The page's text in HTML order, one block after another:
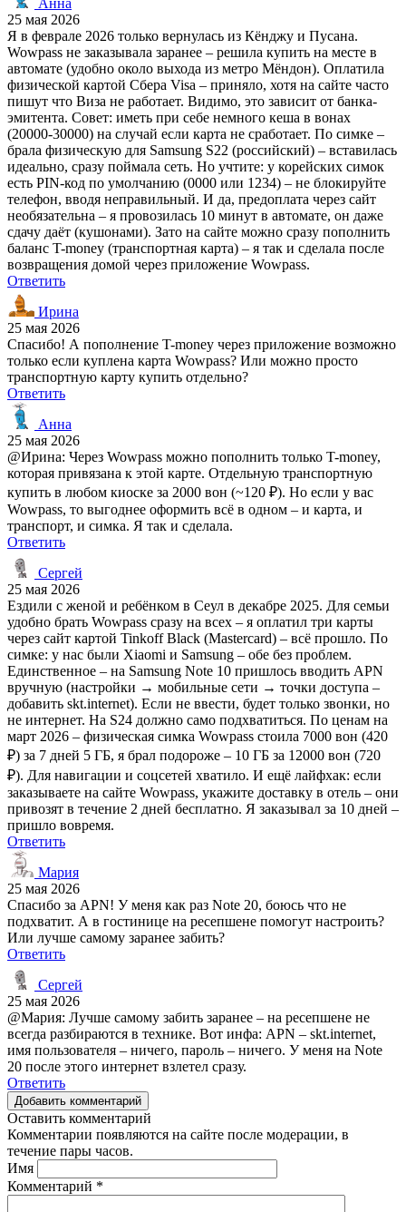
25 мая 2026
Я в феврале 2026 только вернулась из Кёнджу и Пусана.
Wowpass не заказывала заранее – решила купить на месте в
автомате (удобно около выхода из метро Мёндон). Оплатила
физической картой Сбера Visa – приняло, хотя на сайте часто
пишут что Виза не работает. Видимо, это зависит от банка-
эмитента. Совет: иметь при себе немного кеша в вонах
(20000-30000) на случай если карта не сработает. По симке –
брала физическую для Samsung S22 (российский) – вставилась
идеально, сразу поймала сеть. Но учтите: у корейских симок
есть PIN-код по умолчанию (0000 или 1234) – не блокируйте
телефон, вводя неправильный. И да, предоплата через сайт
необязательна – я провозилась 10 минут в автомате, он даже
сдачу даёт (кушонами). Зато на сайте можно сразу пополнить
баланс T-money (транспортная карта) – я так и сделала после
возвращения домой через приложение Wowpass.
Ответить
Ирина
25 мая 2026
Спасибо! А пополнение T-money через приложение возможно
только если куплена карта Wowpass? Или можно просто
транспортную карту купить отдельно?
Ответить
Анна
25 мая 2026
@Ирина: Через Wowpass можно пополнить только T-money,
которая привязана к этой карте. Отдельную транспортную
купить в любом киоске за 2000 вон (~120 ₽). Но если у вас
Wowpass, то выгоднее оформить всё в одном – и карта, и
транспорт, и симка. Я так и сделала.
Ответить
Сергей
25 мая 2026
Ездили с женой и ребёнком в Сеул в декабре 2025. Для семьи
удобно брать Wowpass сразу на всех – я оплатил три карты
через сайт картой Tinkoff Black (Mastercard) – всё прошло. По
симке: у нас были Xiaomi и Samsung – обе без проблем.
Единственное – на Samsung Note 10 пришлось вводить APN
вручную (настройки → мобильные сети → точки доступа –
добавить skt.internet). Если не ввести, будет только звонки, но
не интернет. На S24 должно само подхватиться. По ценам на
март 2026 – физическая симка Wowpass стоила 7000 вон (420
₽) за 7 дней 5 ГБ, я брал подороже – 10 ГБ за 12000 вон (720
₽). Для навигации и соцсетей хватило. И ещё лайфхак: если
заказываете на сайте Wowpass, укажите доставку в отель – они
привозят в течение 2 дней бесплатно. Я заказывал за 10 дней –
пришло вовремя.
Ответить
Мария
25 мая 2026
Спасибо за APN! У меня как раз Note 20, боюсь что не
подхватит. А в гостинице на ресепшене помогут настроить?
Или лучше самому заранее забить?
Ответить
Сергей
25 мая 2026
@Мария: Лучше самому забить заранее – на ресепшене не
всегда разбираются в технике. Вот инфа: APN – skt.internet,
имя пользователя – ничего, пароль – ничего. У меня на Note
20 после этого интернет взлетел сразу.
Ответить
Добавить комментарий
Оставить комментарий
Комментарии появляются на сайте после модерации, в
течение пары часов.
Имя
Комментарий *